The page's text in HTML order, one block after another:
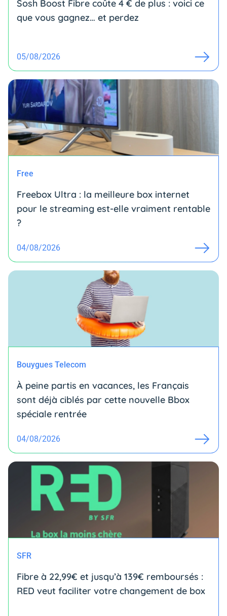
Sosh Boost Fibre coûte 4 € de plus : voici ce
que vous gagnez… et perdez
05/08/2026
Free
Freebox Ultra : la meilleure box internet
pour le streaming est-elle vraiment rentable
?
04/08/2026
Bouygues Telecom
À peine partis en vacances, les Français
sont déjà ciblés par cette nouvelle Bbox
spéciale rentrée
04/08/2026
SFR
Fibre à 22,99€ et jusqu’à 139€ remboursés :
RED veut faciliter votre changement de box